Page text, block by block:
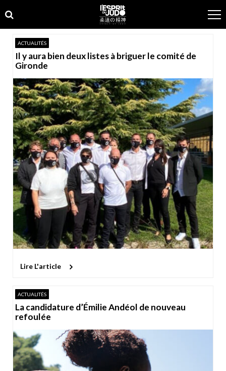
to
navigation
to
content
ACTUALITÉS
Il y aura bien deux listes à briguer le comité de
Gironde
Lire L'article
ACTUALITÉS
La candidature d’Émilie Andéol de nouveau
refoulée